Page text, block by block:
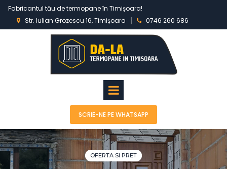
Fabricantul tău de termopane în Timișoara!
 Str. Iulian Grozescu 16, Timișoara  0746 260 686
SCRIE-NE PE WHATSAPP
OFERTA SI PRET